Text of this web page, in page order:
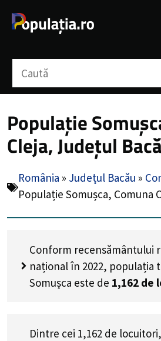
Populație
Cleja, Județul
România » Județul Bacău »
Populație Somușca, Comuna
Conform recensământului
național în 2022, populația
Somușca este de 1,162 de
Dintre cei 1,162 de locuitori,